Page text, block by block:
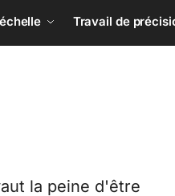
Travail de
la peine d'être